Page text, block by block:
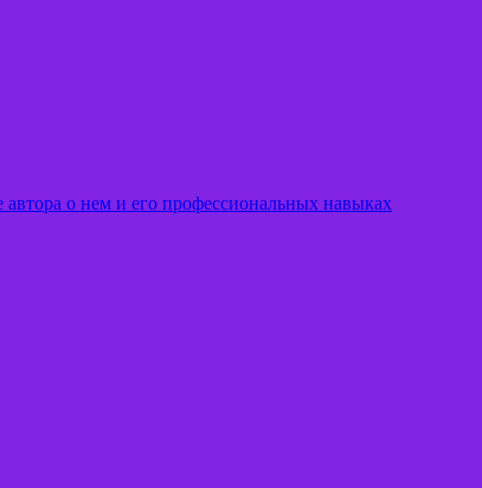
о нем и его профессиональных навыках